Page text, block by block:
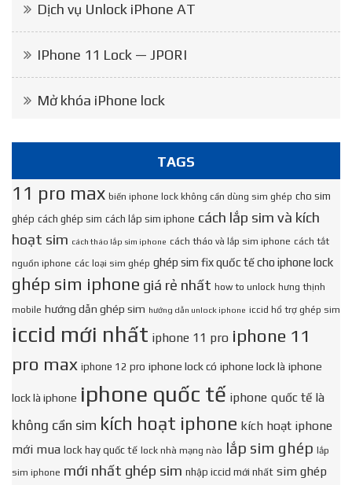
Dịch vụ Unlock iPhone AT
IPhone 11 Lock — JPORI
Mở khóa iPhone lock
TAGS
11 pro max biến iphone lock không cần dùng sim ghép cho sim
ghép cách ghép sim cách lắp sim iphone cách lắp sim và kích
hoạt sim cách tháo lắp sim iphone cách tháo và lắp sim iphone cách tắt
nguồn iphone các loại sim ghép ghép sim fix quốc tế cho iphone lock
ghép sim iphone giá rẻ nhất how to unlock hưng thịnh
mobile hướng dẫn ghép sim hướng dẫn unlock iphone iccid hổ trợ ghép sim
iccid mới nhất iphone 11 pro iphone 11
pro max iphone 12 pro iphone lock có iphone lock là iphone
lock là iphone iphone quốc tế iphone quốc tế là
không cần sim kích hoạt iphone kích hoạt iphone
mới mua lock hay quốc tế lock nhà mạng nào lắp sim ghép lắp
sim iphone mới nhất ghép sim nhập iccid mới nhất sim ghép